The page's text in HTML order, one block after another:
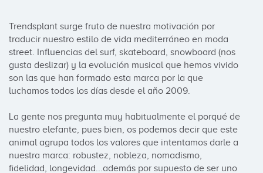
Trendsplant surge fruto de nuestra motivación por
traducir nuestro estilo de vida mediterráneo en moda
street. Influencias del surf, skateboard, snowboard (nos
gusta deslizar) y la evolución musical que hemos vivido
son las que han formado esta marca por la que
luchamos todos los días desde el año 2009.
La gente nos pregunta muy habitualmente el porqué de
nuestro elefante, pues bien, os podemos decir que este
animal agrupa todos los valores que intentamos darle a
nuestra marca: robustez, nobleza, nomadismo,
fidelidad, longevidad...además por supuesto de ser uno